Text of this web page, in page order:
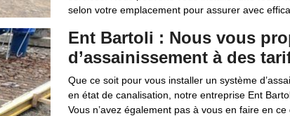
selon votre emplacement pour assurer avec
Ent Bartoli : Nous vous
d’assainissement à des
Que ce soit pour vous installer un système
en état de canalisation, notre entreprise Ent
Vous n’avez également pas à vous en faire en